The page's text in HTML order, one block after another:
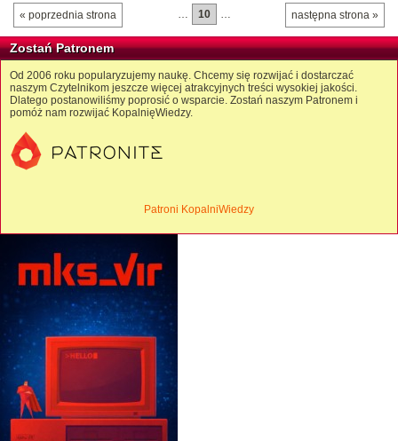
« poprzednia strona następna strona »
… 10 …
Zostań Patronem
Od 2006 roku popularyzujemy naukę. Chcemy się rozwijać i dostarczać
naszym Czytelnikom jeszcze więcej atrakcyjnych treści wysokiej jakości.
Dlatego postanowiliśmy poprosić o wsparcie. Zostań naszym Patronem i
pomóż nam rozwijać KopalnięWiedzy.
Patroni KopalniWiedzy